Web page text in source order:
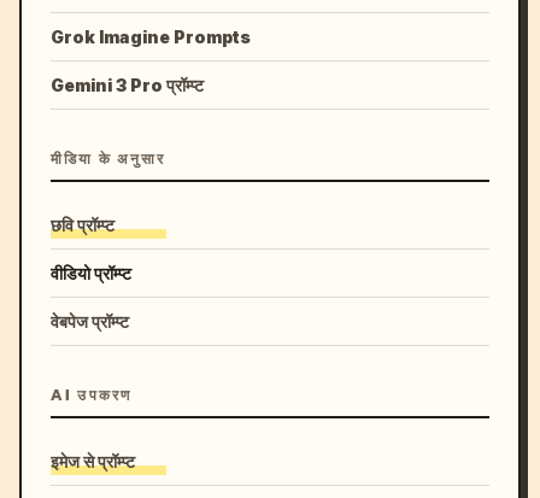
Grok Imagine Prompts
Gemini 3 Pro प्रॉम्प्ट
मीडिया के अनुसार
छवि प्रॉम्प्ट
वीडियो प्रॉम्प्ट
वेबपेज प्रॉम्प्ट
AI उपकरण
इमेज से प्रॉम्प्ट